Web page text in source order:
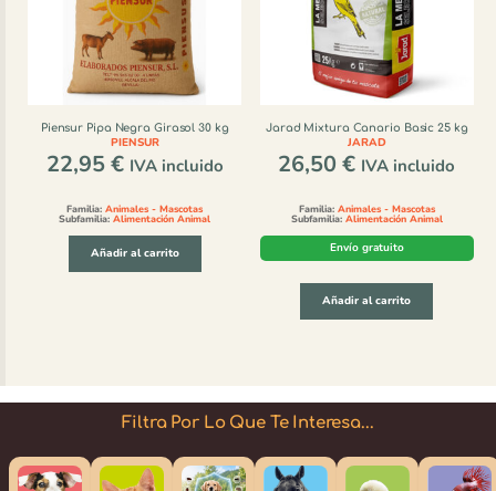
Piensur Pipa Negra Girasol 30 kg
PIENSUR
22,95€ IVA incluido
Familia:Animales - Mascotas
Subfamilia:Alimentación Animal
Añadir al carrito
Jarad Mixtura Canario Basic 25 kg
JARAD
26,50€ IVA incluido
Familia: Animales - Mascotas
Subfamilia: Alimentación Animal
Envío gratuito
Añadir al carrito
Filtra Por Lo Que Te Interesa...